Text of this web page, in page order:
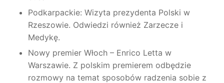
Podkarpackie: Wizyta prezydenta Polski w
Rzeszowie. Odwiedzi również Zarzecze i
Medykę.
Nowy premier Włoch – Enrico Letta w
Warszawie. Z polskim premierem odbędzie
rozmowy na temat sposobów radzenia sobie z